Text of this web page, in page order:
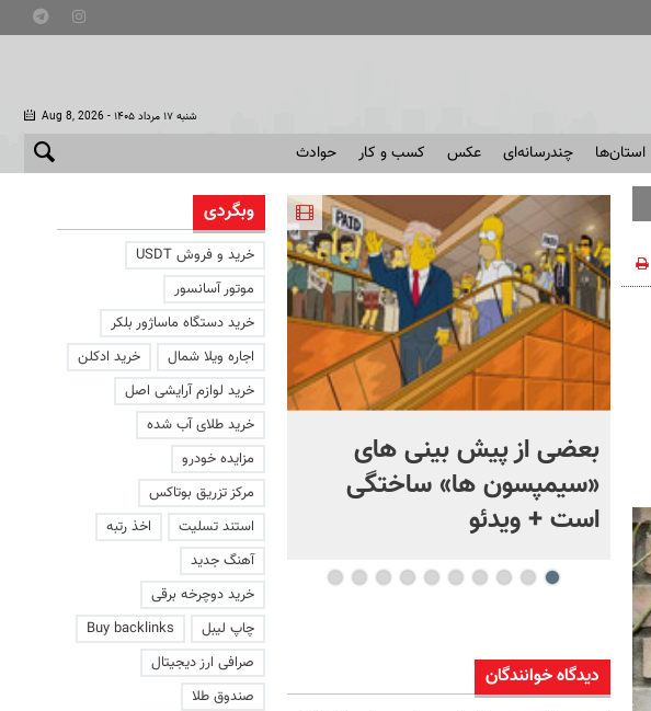
Aug 8, 2026 - شنبه ۱۷ مرداد ۱۴۰۵
استان‌ها چندرسانه‌ای عکس کسب و کار حوادث
بعضی از پیش بینی های
«سیمپسون ها» ساختگی
است + ویدئو
مدعی جدید تکواندو المپیک
۲۰۲۸ + ویدئو
دیدگاه خوانندگان
وبگردی
خرید و فروش USDT
موتور آسانسور
خرید دستگاه ماساژور بلکر
اجاره ویلا شمال
خرید ادکلن
خرید لوازم آرایشی اصل
خرید طلای آب شده
مزایده خودرو
مرکز تزریق بوتاکس
استند تسلیت
اخذ رتبه
آهنگ جدید
خرید دوچرخه برقی
چاپ لیبل
Buy backlinks
صرافی ارز دیجیتال
صندوق طلا